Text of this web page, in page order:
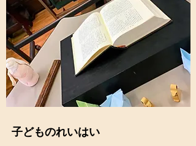
子どもの​れいはい